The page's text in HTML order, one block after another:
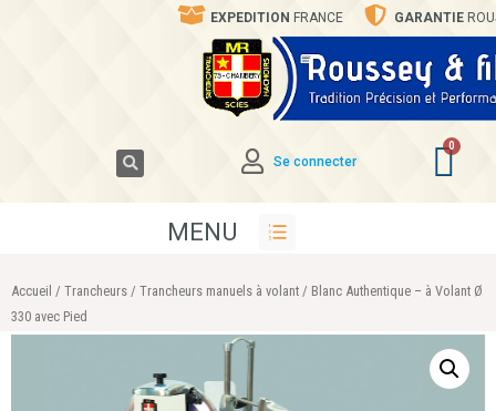
EXPEDITION FRANCE GARANTIE
Se connecter
MENU
Accueil / Trancheurs / Trancheurs manuels à volant / Blanc Authentique – à Volant Ø
330 avec Pied